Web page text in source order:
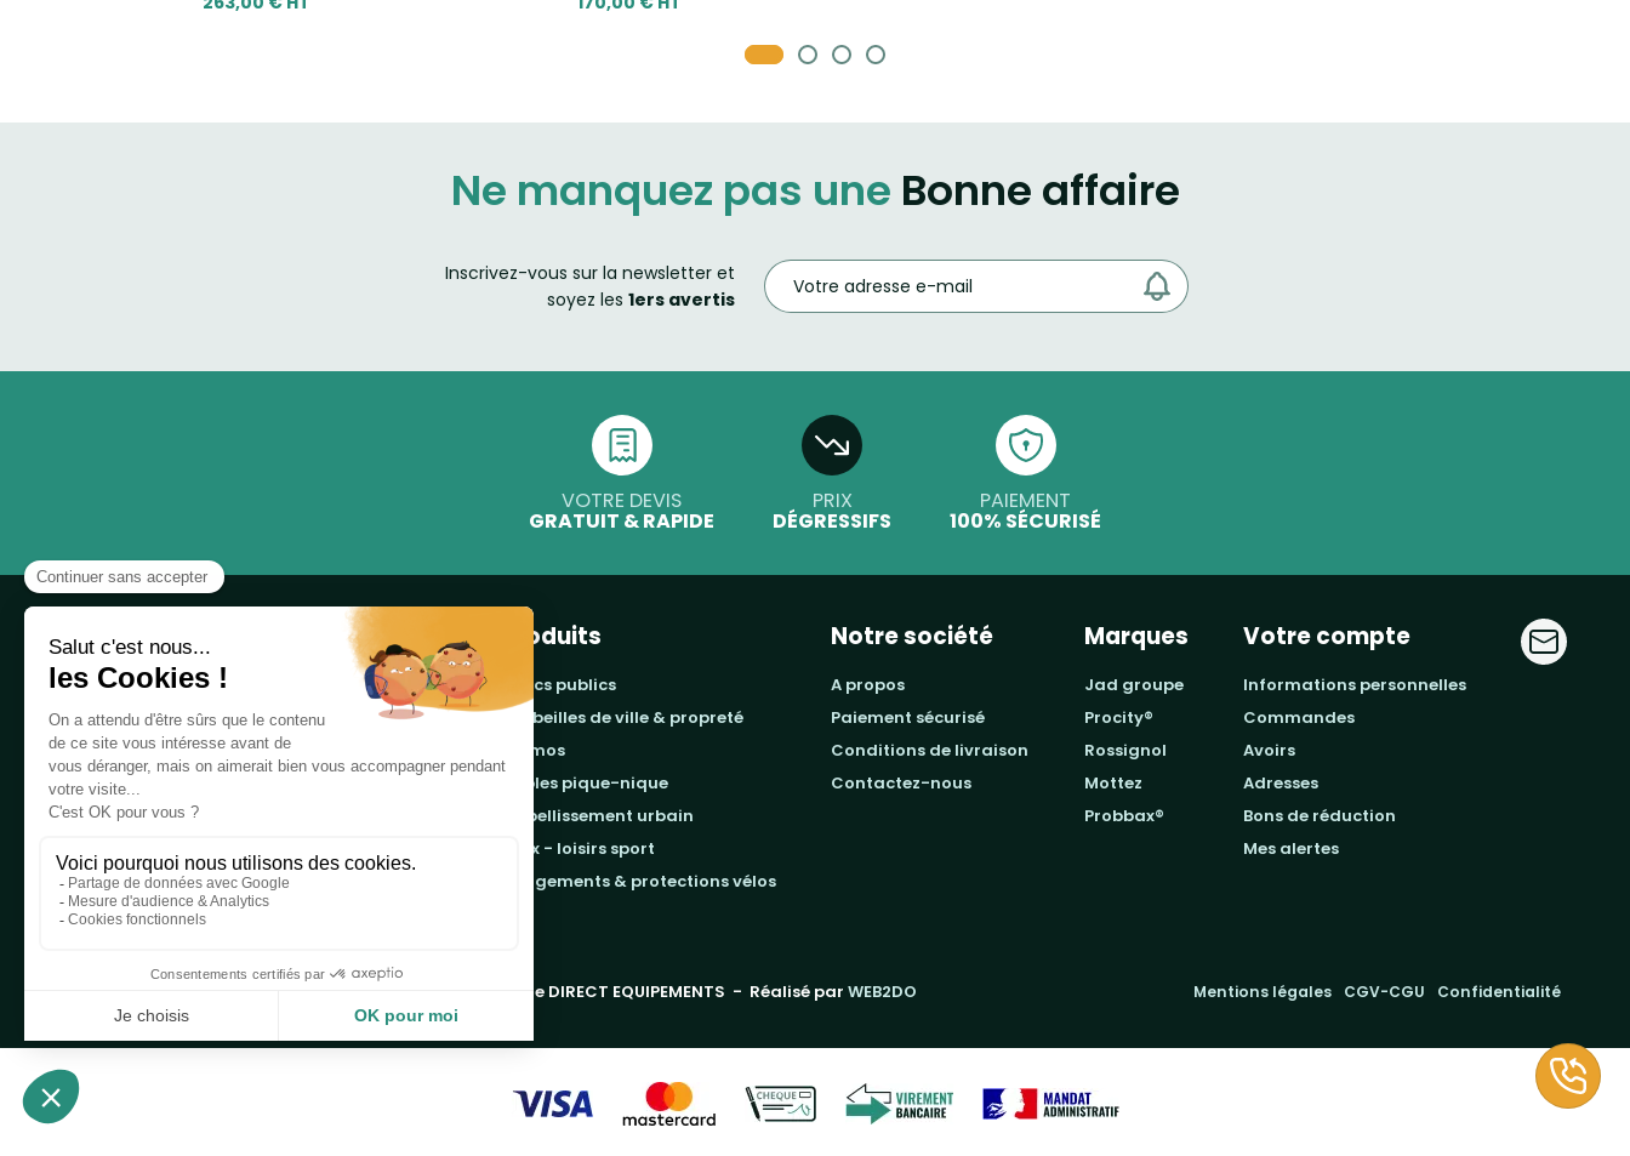
Ne manquez pas une Bonne affaire
Inscrivez-vous sur la newsletter et
soyez les 1ers avertis
VOTRE DEVIS
GRATUIT & RAPIDE
PRIX
DÉGRESSIFS
PAIEMENT
100% SÉCURISÉ
Notre boutique, spécialisée dans la vente de
table de pique-nique et de plein air, est
principalement adressée aux collectvités, aux
entreprises privées et publiques et au
Infos et contact au04 86 84 05 81
Produits
bancs publics
corbeilles de ville & propreté
promos
tables pique-nique
embellissement urbain
jeux - loisirs sport
rangements & protections vélos
Notre société
a propos
paiement sécurisé
conditions de livraison
contactez-nous
Marques
jad groupe
procity®
rossignol
mottez
probbax®
Votre compte
informations personnelles
commandes
avoirs
adresses
bons de réduction
mes alertes
une marque DIRECT EQUIPEMENTS - Réalisé par WEB2DO Mentions légales CGV-CGU Confidentialité